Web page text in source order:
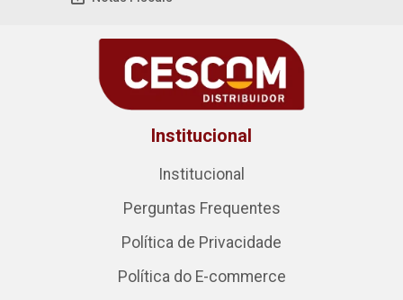
Institucional
Institucional
Perguntas Frequentes
Política de Privacidade
Política do E-commerce